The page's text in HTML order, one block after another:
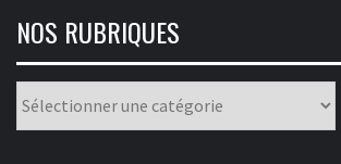
NOS RUBRIQUES
rubriques